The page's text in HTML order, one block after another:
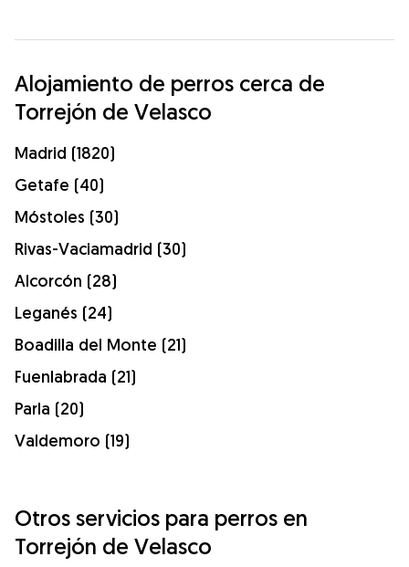
Alojamiento de perros cerca de
Torrejón de Velasco
Madrid (1820)
Getafe (40)
Móstoles (30)
Rivas-Vaciamadrid (30)
Alcorcón (28)
Leganés (24)
Boadilla del Monte (21)
Fuenlabrada (21)
Parla (20)
Valdemoro (19)
Otros servicios para perros en
Torrejón de Velasco